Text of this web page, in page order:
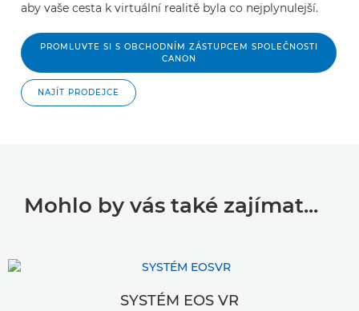
aby vaše cesta k virtuální realitě byla co nejplynulejší.
PROMLUVTE SI S OBCHODNÍM ZÁSTUPCEM SPOLEČNOSTI
CANON
NAJÍT PRODEJCE
Mohlo by vás také zajímat...
SYSTÉM EOS VR